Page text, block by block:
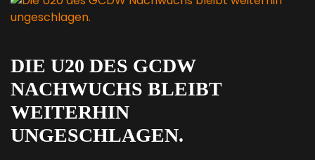
DIE U20 DES GCDW
NACHWUCHS BLEIBT
WEITERHIN
UNGESCHLAGEN.